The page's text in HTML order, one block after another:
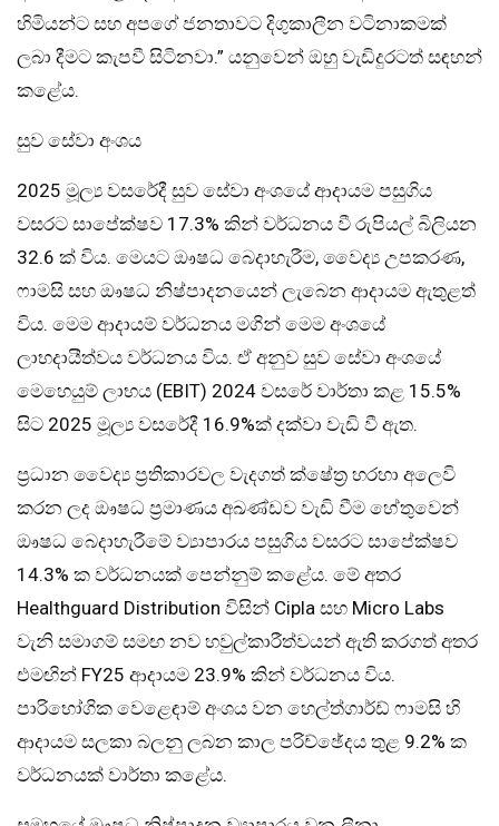
හිමියන්ට සහ අපගේ ජනතාවට දිගුකාලීන වටිනාකමක්
ලබා දීමට කැපවී සිටිනවා.” යනුවෙන් ඔහු වැඩිදුරටත් සඳහන්
කළේය.
සුව සේවා අංශය
2025 මූල්‍ය වසරේදී සුව සේවා අංශයේ ආදායම පසුගිය
වසරට සාපේක්ෂව 17.3% කින් වර්ධනය වී රුපියල් බිලියන
32.6 ක් විය. මෙයට ඖෂධ බෙදාහැරීම, වෛද්‍ය උපකරණ,
ෆාමසි සහ ඖෂධ නිෂ්පාදනයෙන් ලැබෙන ආදායම ඇතුළත්
විය. මෙම ආදායම් වර්ධනය මගින් මෙම අංශයේ
ලාභදායීත්වය වර්ධනය විය. ඒ අනුව සුව සේවා අංශයේ
මෙහෙයුම් ලාභය (EBIT) 2024 වසරේ වාර්තා කළ 15.5%
සිට 2025 මූල්‍ය වසරේදී 16.9%ක් දක්වා වැඩි වී ඇත.
ප්‍රධාන වෛද්‍ය ප්‍රතිකාරවල වැදගත් ක්ෂේත්‍ර හරහා අලෙවි
කරන ලද ඖෂධ ප්‍රමාණය අඛණ්ඩව වැඩි වීම හේතුවෙන්
ඖෂධ බෙදාහැරීමේ ව්‍යාපාරය පසුගිය වසරට සාපේක්ෂව
14.3% ක වර්ධනයක් පෙන්නුම් කළේය. මේ අතර
Healthguard Distribution විසින් Cipla සහ Micro Labs
වැනි සමාගම් සමඟ නව හවුල්කාරීත්වයන් ඇති කරගත් අතර
එමඟින් FY25 ආදායම 23.9% කින් වර්ධනය විය.
පාරිභෝගික වෙළෙඳාම් අංශය වන හෙල්ත්ගාර්ඩ් ෆාමසි හි
ආදායම සලකා බලනු ලබන කාල පරිච්ඡේදය තුළ 9.2% ක
වර්ධනයක් වාර්තා කළේය.